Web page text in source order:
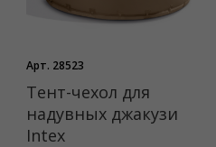
Арт. 28523
Тент-чехол для
надувных джакузи
Intex